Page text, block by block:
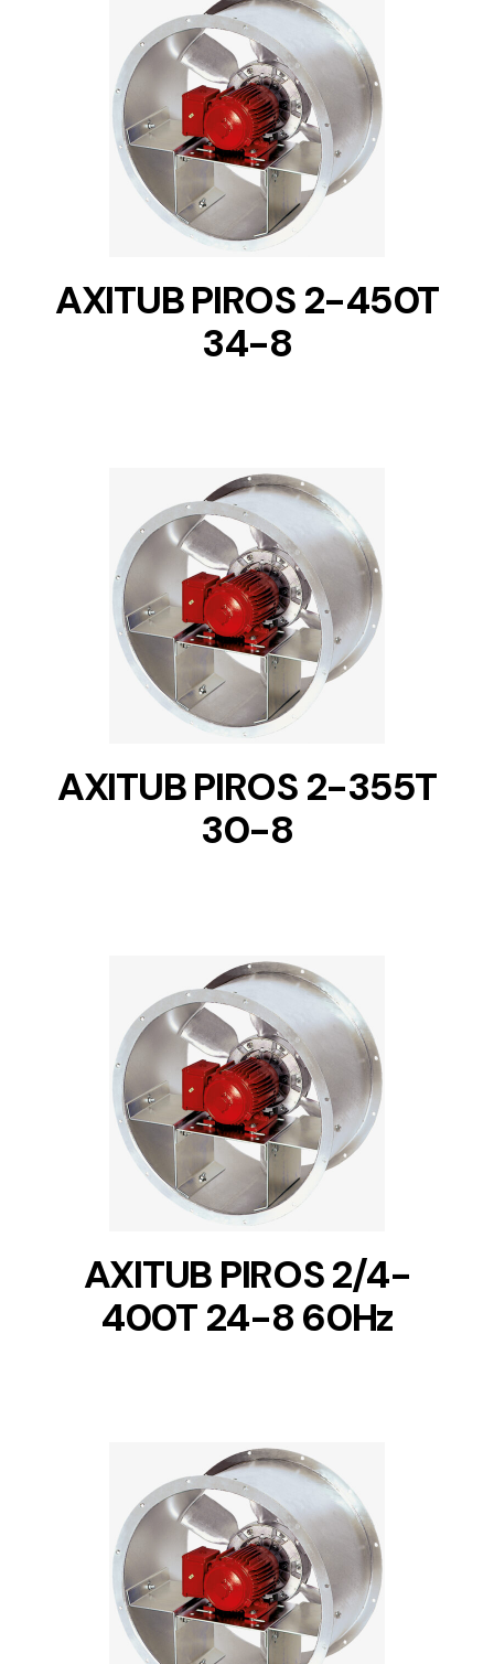
DETAILS
AXITUB PIROS 2-450T
34-8
DETAILS
AXITUB PIROS 2-355T
30-8
DETAILS
AXITUB PIROS 2/4-
400T 24-8 60Hz
DETAILS